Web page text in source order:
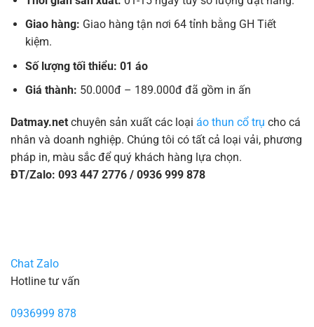
Giao hàng: Giao hàng tận nơi 64 tỉnh bằng GH Tiết
kiệm.
Số lượng tối thiểu: 01 áo
Giá thành: 50.000đ – 189.000đ đã gồm in ấn
Datmay.net chuyên sản xuất các loại áo thun cổ trụ cho cá
nhân và doanh nghiệp. Chúng tôi có tất cả loại vải, phương
pháp in, màu sắc để quý khách hàng lựa chọn.
ĐT/Zalo: 093 447 2776 / 0936 999 878
Chat Zalo
Hotline tư vấn
0936999 878